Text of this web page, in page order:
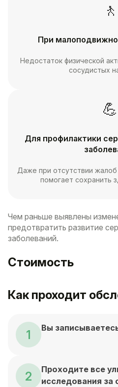
🚶
При
Недостаток физической
сосудистых
💪
Для профилактики
Даже при отсутствии жалоб
помогает сохранить
Чем раньше выявлены
предотвратить развитие
заболеваний.
Стоимость
Как проходит
1 Вы
2
Проходите все
исследования за